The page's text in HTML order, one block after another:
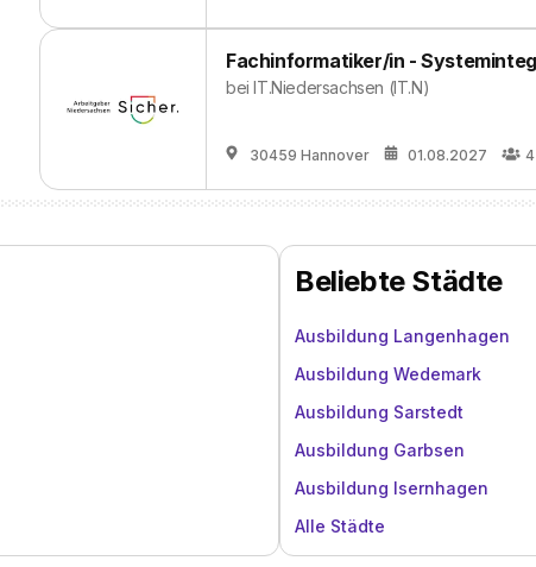
Fachinformatiker/in -
beiIT.Niedersachsen (IT.N)
30459 Hannover 01.08.2027 4
Beliebte Städte
Ausbildung Langenhagen
Ausbildung Wedemark
Ausbildung Sarstedt
Ausbildung Garbsen
Ausbildung Isernhagen
Alle Städte